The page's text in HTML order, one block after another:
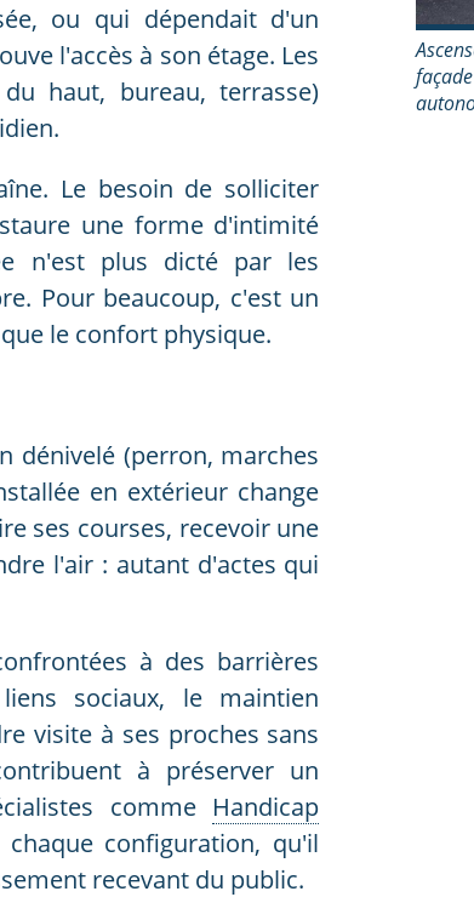
ou qui dépendait d'un
l'accès à son étage. Les
haut, bureau, terrasse)
Le besoin de solliciter
une forme d'intimité
n'est plus dicté par les
Pour beaucoup, c'est un
le confort physique.
dénivelé (perron, marches
en extérieur change
ses courses, recevoir une
l'air : autant d'actes qui
à des barrières
sociaux, le maintien
visite à ses proches sans
à préserver un
comme Handicap
configuration, qu'il
recevant du public.